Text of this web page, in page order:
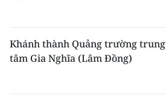
Khánh thành Quảng trường trung
tâm Gia Nghĩa (Lâm Đồng)